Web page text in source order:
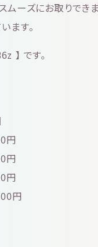
ムーズにお取りでき
ます。
】 です。
円
円
円
円